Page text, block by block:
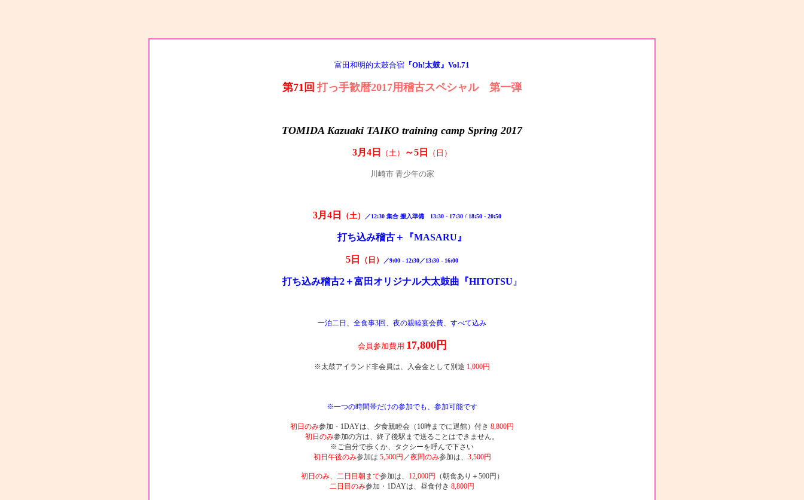
富田和明的太鼓合宿 『Oh!太鼓』Vol.71
第71回 打っ手歓暦2017用稽古スペシャル 第一弾
TOMIDA Kazuaki TAIKO training camp Spring 2017
3月4日 （土） ～5日 （日）
川崎市 青少年の家
3月 4日 （土） ／12:30 集合 搬入準備 13:30 - 17:30 / 18:50 - 20:50
打ち込み稽古＋ 『MASARU』
5日 （日） ／9:00 - 12:30／13:30 - 16:00
打ち込み稽古2＋富田オリジナル大太鼓曲 『HITOTSU 』
一泊二日、 全食事3回、夜の親睦宴会費、すべて込み
会員参加費用 17,800円
※太鼓アイランド非会員は、入会金として別途 1,000円
※一つの時間帯だけの参加でも、参加可能です
初日のみ参加・1DAYは、夕食親睦会（10時までに退館）付き 8,800円
初日のみ参加の方は、終了後駅まで送ることはできません。
※ご自分で歩くか、タクシーを呼んで下さい
初日午後のみ参加は 5,500円 ／夜間のみ参加は、 3,500円
初日のみ、二日目朝まで参加は、 12,000円
（朝食あり＋500円）
二日目のみ参加・1DAYは、昼食付き 8,800円